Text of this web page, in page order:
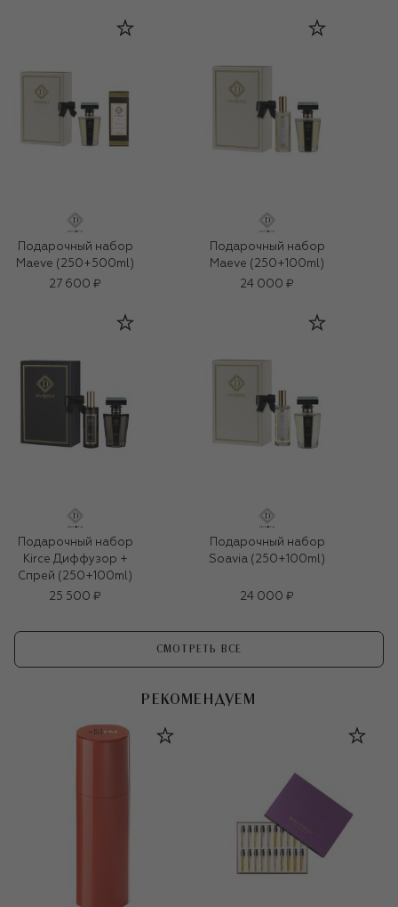
Подарочный набор
Maeve (250+500ml)
27 600 ₽
Подарочный набор
Maeve (250+100ml)
24 000 ₽
Подарочный набор
Kirce Диффузор +
Спрей (250+100ml)
25 500 ₽
Подарочный набор
Soavia (250+100ml)
24 000 ₽
СМОТРЕТЬ ВСЕ
РЕКОМЕНДУЕМ